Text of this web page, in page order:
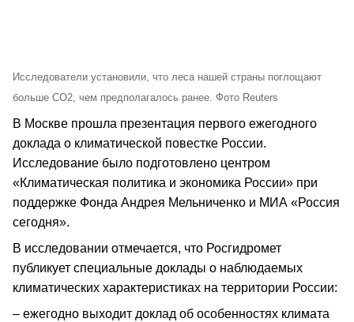
Исследователи установили, что леса нашей страны поглощают
больше СО2, чем предполагалось ранее. Фото Reuters
В Москве прошла презентация первого ежегодного
доклада о климатической повестке России.
Исследование было подготовлено центром
«Климатическая политика и экономика России» при
поддержке Фонда Андрея Мельниченко и МИА «Россия
сегодня».
В исследовании отмечается, что Росгидромет
публикует специальные доклады о наблюдаемых
климатических характеристиках на территории России:
– ежегодно выходит доклад об особенностях климата